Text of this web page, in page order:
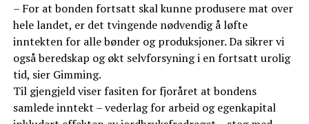
– For at bonden fortsatt skal kunne produsere mat over
hele landet, er det tvingende nødvendig å løfte
inntekten for alle bønder og produksjoner. Da sikrer vi
også beredskap og økt selvforsyning i en fortsatt urolig
tid, sier Gimming.
Til gjengjeld viser fasiten for fjoråret at bondens
samlede inntekt – vederlag for arbeid og egenkapital